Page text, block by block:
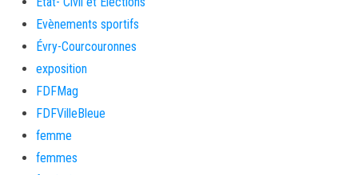
Evènements sportifs
Évry-Courcouronnes
exposition
FDFMag
FDFVilleBleue
femme
femmes